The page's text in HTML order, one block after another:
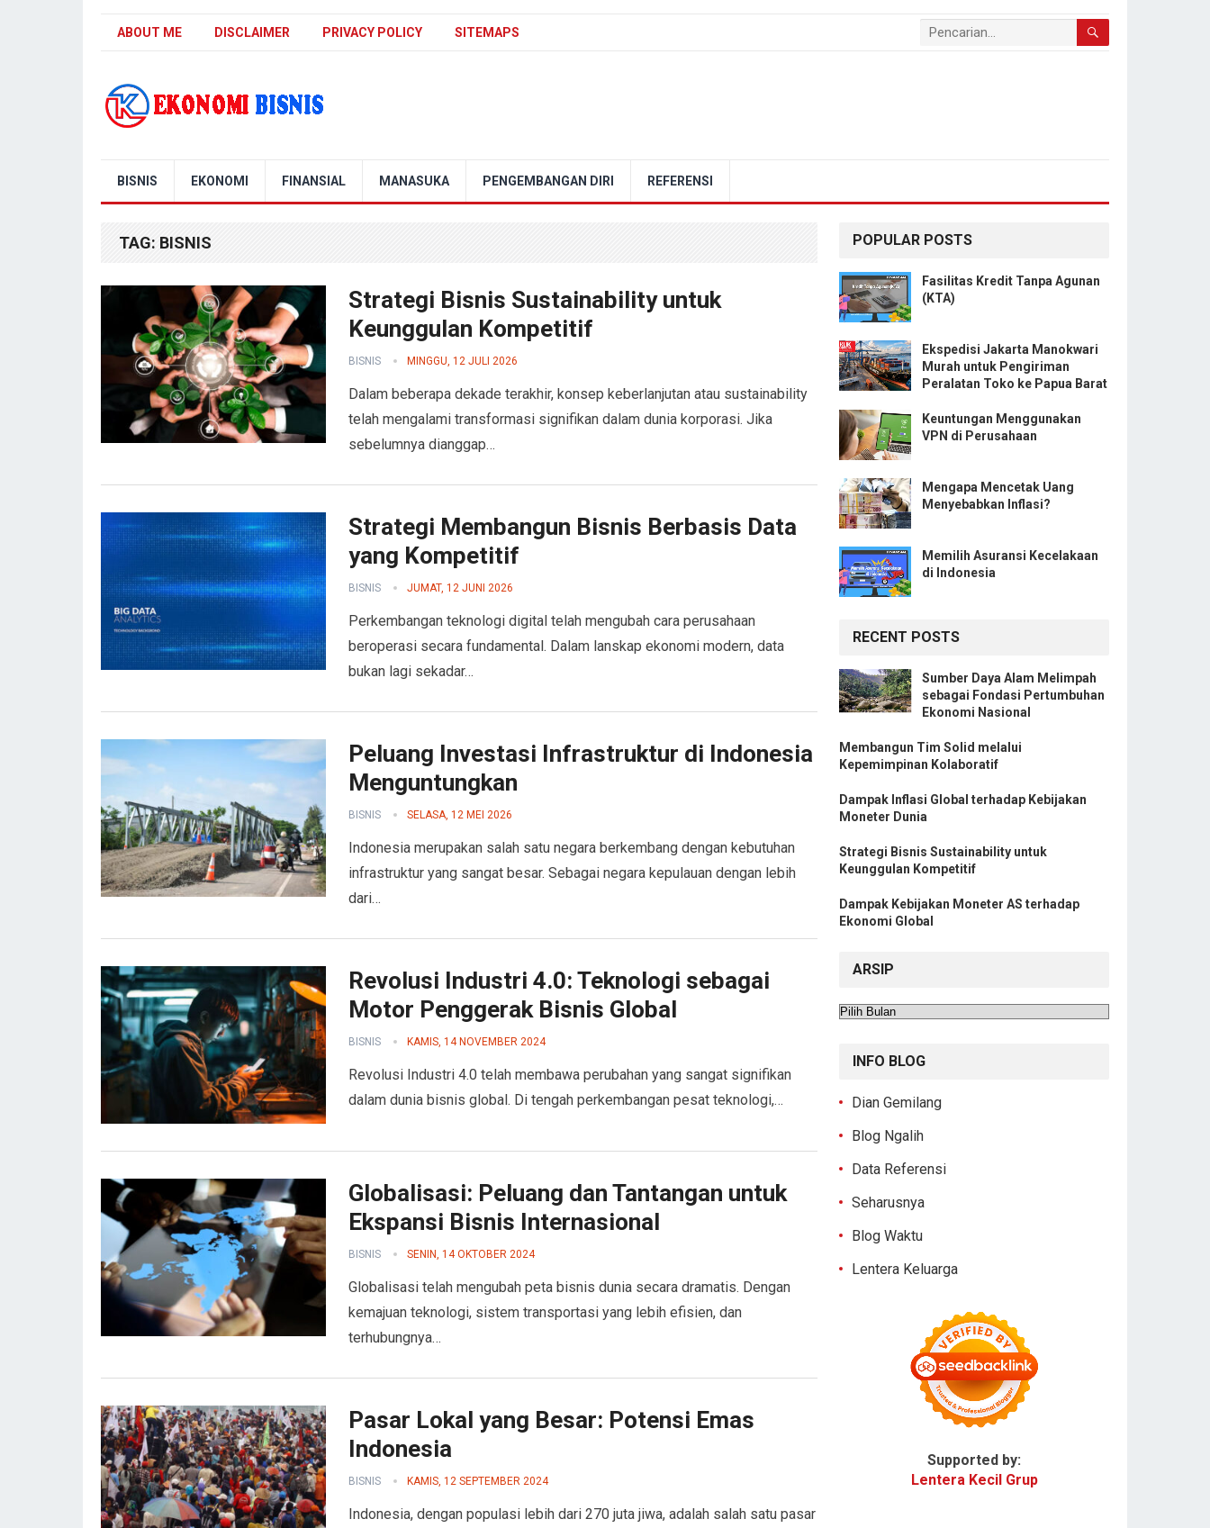
ABOUT ME DISCLAIMER PRIVACY POLICY SITEMAPS
BISNIS EKONOMI FINANSIAL MANASUKA PENGEMBANGAN DIRI REFERENSI
TAG: BISNIS
Strategi Bisnis Sustainability untuk
Keunggulan Kompetitif
BISNIS MINGGU, 12 JULI 2026
Dalam beberapa dekade terakhir, konsep keberlanjutan atau sustainability
telah mengalami transformasi signifikan dalam dunia korporasi. Jika
sebelumnya dianggap…
Strategi Membangun Bisnis Berbasis Data
yang Kompetitif
BISNIS JUMAT, 12 JUNI 2026
Perkembangan teknologi digital telah mengubah cara perusahaan
beroperasi secara fundamental. Dalam lanskap ekonomi modern, data
bukan lagi sekadar…
Peluang Investasi Infrastruktur di Indonesia
Menguntungkan
BISNIS SELASA, 12 MEI 2026
Indonesia merupakan salah satu negara berkembang dengan kebutuhan
infrastruktur yang sangat besar. Sebagai negara kepulauan dengan lebih
dari…
Revolusi Industri 4.0: Teknologi sebagai
Motor Penggerak Bisnis Global
BISNIS KAMIS, 14 NOVEMBER 2024
Revolusi Industri 4.0 telah membawa perubahan yang sangat signifikan
dalam dunia bisnis global. Di tengah perkembangan pesat teknologi,…
Globalisasi: Peluang dan Tantangan untuk
Ekspansi Bisnis Internasional
BISNIS SENIN, 14 OKTOBER 2024
Globalisasi telah mengubah peta bisnis dunia secara dramatis. Dengan
kemajuan teknologi, sistem transportasi yang lebih efisien, dan
terhubungnya…
Pasar Lokal yang Besar: Potensi Emas
Indonesia
BISNIS KAMIS, 12 SEPTEMBER 2024
Indonesia, dengan populasi lebih dari 270 juta jiwa, adalah salah satu pasar
POPULAR POSTS
Fasilitas Kredit Tanpa Agunan
(KTA)
Ekspedisi Jakarta Manokwari
Murah untuk Pengiriman
Peralatan Toko ke Papua Barat
Keuntungan Menggunakan
VPN di Perusahaan
Mengapa Mencetak Uang
Menyebabkan Inflasi?
Memilih Asuransi Kecelakaan
di Indonesia
RECENT POSTS
Sumber Daya Alam Melimpah
sebagai Fondasi Pertumbuhan
Ekonomi Nasional
Membangun Tim Solid melalui
Kepemimpinan Kolaboratif
Dampak Inflasi Global terhadap Kebijakan
Moneter Dunia
Strategi Bisnis Sustainability untuk
Keunggulan Kompetitif
Dampak Kebijakan Moneter AS terhadap
Ekonomi Global
ARSIP
Arsip
INFO BLOG
Dian Gemilang
Blog Ngalih
Data Referensi
Seharusnya
Blog Waktu
Lentera Keluarga
Supported by:
Lentera Kecil Grup